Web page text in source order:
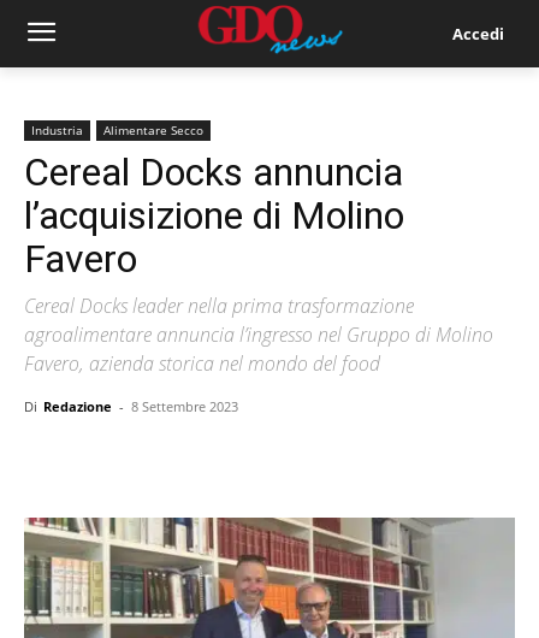
Accedi
Industria Alimentare Secco
Cereal Docks annuncia
l’acquisizione di Molino
Favero
Cereal Docks leader nella prima trasformazione
agroalimentare annuncia l’ingresso nel Gruppo di Molino
Favero, azienda storica nel mondo del food
Di Redazione - 8 Settembre 2023